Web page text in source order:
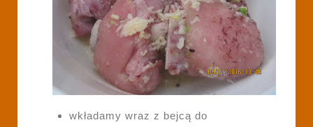
wkładamy wraz z bejcą do